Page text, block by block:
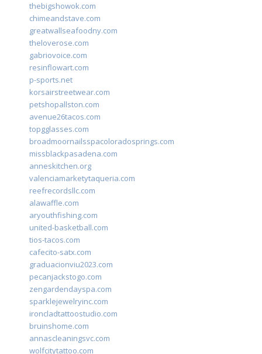
thebigshowok.com
chimeandstave.com
greatwallseafoodny.com
theloverose.com
gabriovoice.com
resinflowart.com
p-sports.net
korsairstreetwear.com
petshopallston.com
avenue26tacos.com
topgglasses.com
broadmoornailsspacoloradosprings.com
missblackpasadena.com
anneskitchen.org
valenciamarketytaqueria.com
reefrecordsllc.com
alawaffle.com
aryouthfishing.com
united-basketball.com
tios-tacos.com
cafecito-satx.com
graduacionviu2023.com
pecanjackstogo.com
zengardendayspa.com
sparklejewelryinc.com
ironcladtattoostudio.com
bruinshome.com
annascleaningsvc.com
wolfcitytattoo.com